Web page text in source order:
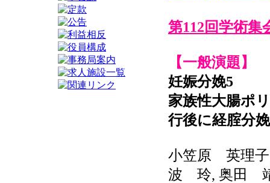
第112回学術集
【一般演題】
妊娠分娩5
家族性大腸ポ
行後に経腟分
小笠原 英理
波 玲, 奥田